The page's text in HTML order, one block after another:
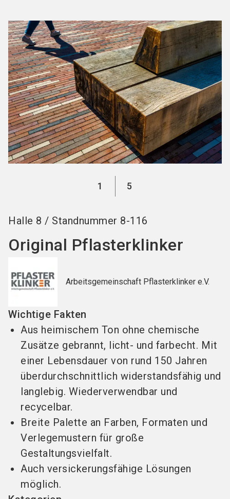
search
1 5
Halle 8 / Standnummer 8-116
Original Pflasterklinker
Arbeitsgemeinschaft Pflasterklinker e.V.
Wichtige Fakten
Aus heimischem Ton ohne chemische
Zusätze gebrannt, licht- und farbecht. Mit
einer Lebensdauer von rund 150 Jahren
überdurchschnittlich widerstandsfähig und
langlebig. Wiederverwendbar und
recycelbar.
Breite Palette an Farben, Formaten und
Verlegemustern für große
Gestaltungsvielfalt.
Auch versickerungsfähige Lösungen
möglich.